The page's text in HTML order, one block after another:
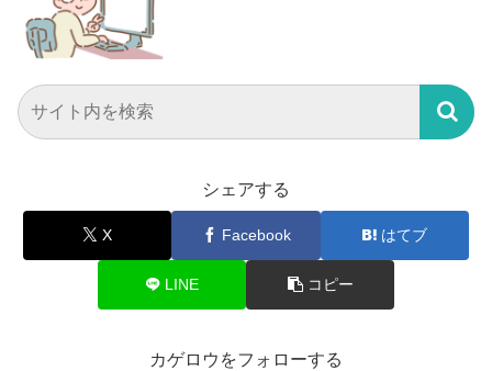
シェアする
X Facebook はてブ
LINE コピー
カゲロウをフォローする